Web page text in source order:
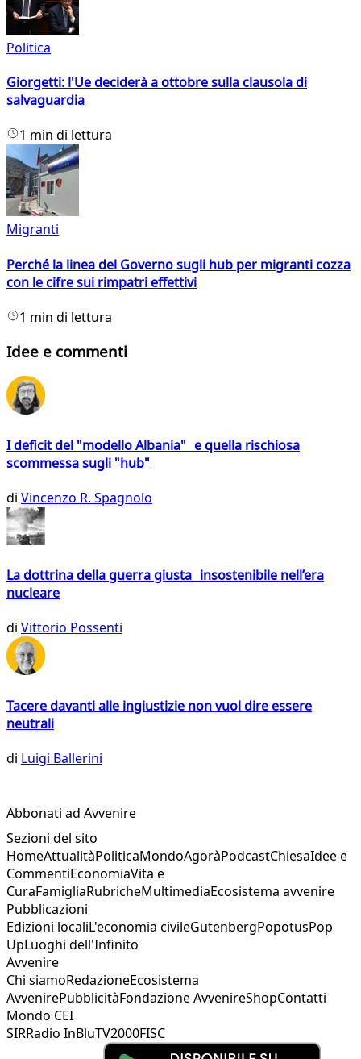
Politica
Giorgetti: l'Ue deciderà a ottobre sulla clausola di
salvaguardia
1 min di lettura
Migranti
Perché la linea del Governo sugli hub per migranti cozza
con le cifre sui rimpatri effettivi
1 min di lettura
Idee e commenti
I deficit del "modello Albania" e quella rischiosa
scommessa sugli "hub"
di Vincenzo R. Spagnolo
La dottrina della guerra giusta insostenibile nell’era
nucleare
di Vittorio Possenti
Tacere davanti alle ingiustizie non vuol dire essere
neutrali
di Luigi Ballerini
Abbonati ad Avvenire
Sezioni del sito
HomeAttualitàPoliticaMondoAgoràPodcastChiesaIdee e
CommentiEconomiaVita e
CuraFamigliaRubricheMultimediaEcosistema avvenire
Pubblicazioni
Edizioni localiL'economia civileGutenbergPopotusPop
UpLuoghi dell'Infinito
Avvenire
Chi siamoRedazioneEcosistema
AvvenirePubblicitàFondazione AvvenireShopContatti
Mondo CEI
SIRRadio InBluTV2000FISC